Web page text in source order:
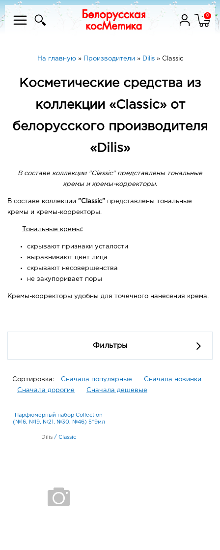
0
На главную» Производители » Dilis» Classic
Косметические средства из
коллекции «Classic» от
белорусского производителя
«Dilis»
В составе коллекции "Classic" представлены тональные
кремы и кремы-корректоры.
В составе коллекции "Classic" представлены тональные
кремы и кремы-корректоры.
Тональные кремы:
скрывают признаки усталости
выравнивают цвет лица
скрывают несовершенства
не закупоривает поры
Кремы-корректоры удобны для точечного нанесения крема.
Фильтры
Сортировка: Сначала популярные
Сначала новинки
Сначала дорогие
Сначала дешевые
Парфюмерный набор Collection
(№16, №19, №21, №30, №46) 5*9мл
Dilis / Classic